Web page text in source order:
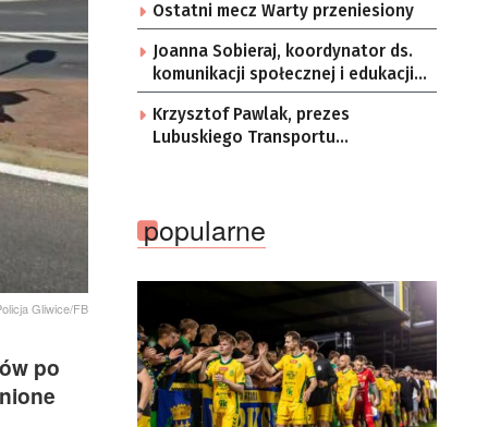
Gliwice/FB
po
Ostatni mecz Warty przeniesiony
Joanna Sobieraj, koordynator ds.
komunikacji społecznej i edukacji
ZUS w Gorzowie
Krzysztof Pawlak, prezes
Lubuskiego Transportu
popularne